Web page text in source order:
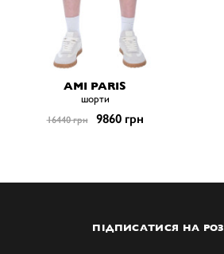
AMI PARIS
шорти
16440 грн 9860 грн
ПІДПИСАТИСЯ НА